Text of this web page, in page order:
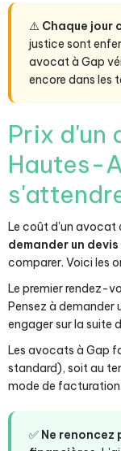
⚠️ Chaque jour
justice sont
avocat à Gap
encore dans les
Prix d'un
Hautes-
Le coût d'un avocat
demander un
comparer. Voici les
Le premier rendez-
Pensez à demander
engager sur la suite
Les avocats à Gap
standard), soit au
mode de facturation
✅ Ne renoncez